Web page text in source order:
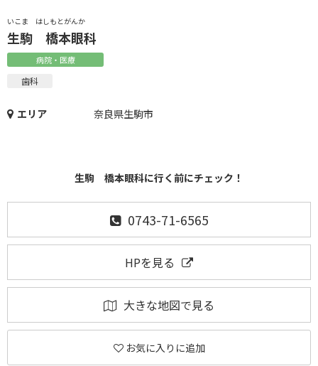
いこま はしもとがんか
生駒 橋本眼科
病院・医療
歯科
エリア 奈良県生駒市
生駒 橋本眼科に行く前にチェック！
0743-71-6565
HPを見る
大きな地図で見る
お気に入りに追加